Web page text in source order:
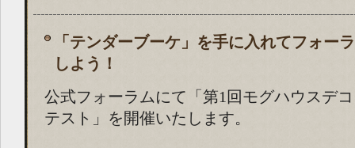
「テンダーブーケ」を手に入れてフォー
しよう！
公式フォーラムにて「第1回モグハウスデ
テスト」を開催いたします。